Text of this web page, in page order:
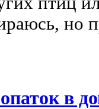
но
в